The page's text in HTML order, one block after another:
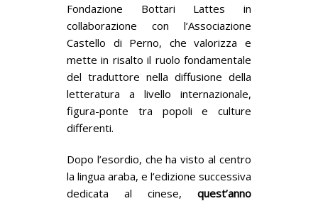
Fondazione Bottari Lattes in
collaborazione con l’Associazione
Castello di Perno, che valorizza e
mette in risalto il ruolo fondamentale
del traduttore nella diffusione della
letteratura a livello internazionale,
figura-ponte tra popoli e culture
differenti.
Dopo l’esordio, che ha visto al centro
la lingua araba, e l’edizione successiva
dedicata al cinese, quest’anno